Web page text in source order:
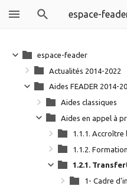
espace-
espace-feader
Actualités 2014-2022
Aides FEADER 2014-
Aides classiques
Aides en appel à
1.1.1. Accroître
1.1.2.
1.2.1.
1- Cadre